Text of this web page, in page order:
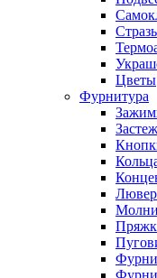
Цветы
Фурнитура